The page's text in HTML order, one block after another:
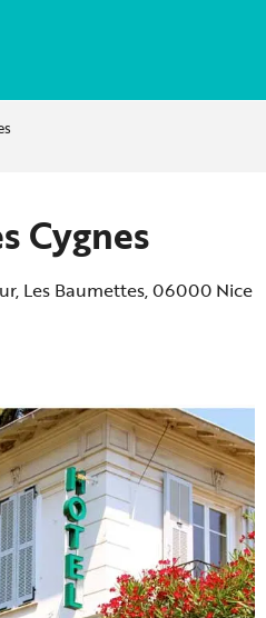
Cygnes
Les Baumettes, 06000 Nice